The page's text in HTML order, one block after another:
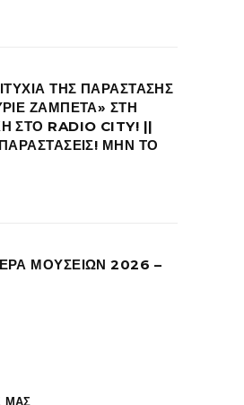
ΤΗΣ ΠΑΡΑΣΤΑΣΗΣ
ΖΑΜΠΕΤΑ» ΣΤΗ
ΣΤΟ RADIO CITY! ||
ΜΗΝ ΤΟ
ΜΟΥΣΕΙΩΝ 2026 –
ΜΑΣ